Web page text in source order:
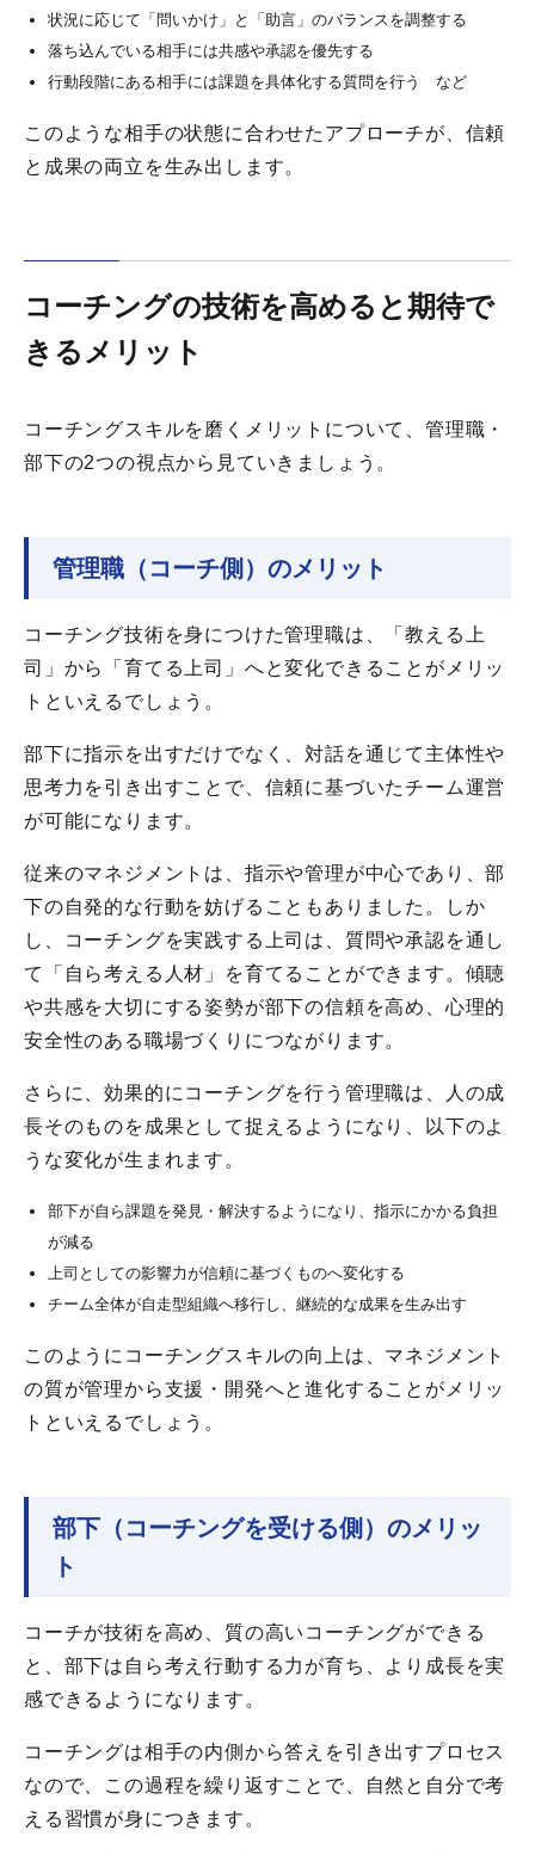
状況に応じて「問いかけ」と「助言」のバランスを調整する
落ち込んでいる相手には共感や承認を優先する
行動段階にある相手には課題を具体化する質問を行う など
このような相手の状態に合わせたアプローチが、信頼
と成果の両立を生み出します。
コーチングの技術を高めると期待で
きるメリット
コーチングスキルを磨くメリットについて、管理職・
部下の2つの視点から見ていきましょう。
管理職（コーチ側）のメリット
コーチング技術を身につけた管理職は、「教える上
司」から「育てる上司」へと変化できることがメリッ
トといえるでしょう。
部下に指示を出すだけでなく、対話を通じて主体性や
思考力を引き出すことで、信頼に基づいたチーム運営
が可能になります。
従来のマネジメントは、指示や管理が中心であり、部
下の自発的な行動を妨げることもありました。しか
し、コーチングを実践する上司は、質問や承認を通し
て「自ら考える人材」を育てることができます。傾聴
や共感を大切にする姿勢が部下の信頼を高め、心理的
安全性のある職場づくりにつながります。
さらに、効果的にコーチングを行う管理職は、人の成
長そのものを成果として捉えるようになり、以下のよ
うな変化が生まれます。
部下が自ら課題を発見・解決するようになり、指示にかかる負担
が減る
上司としての影響力が信頼に基づくものへ変化する
チーム全体が自走型組織へ移行し、継続的な成果を生み出す
このようにコーチングスキルの向上は、マネジメント
の質が管理から支援・開発へと進化することがメリッ
トといえるでしょう。
部下（コーチングを受ける側）のメリッ
ト
コーチが技術を高め、質の高いコーチングができる
と、部下は自ら考え行動する力が育ち、より成長を実
感できるようになります。
コーチングは相手の内側から答えを引き出すプロセス
なので、この過程を繰り返すことで、自然と自分で考
える習慣が身につきます。